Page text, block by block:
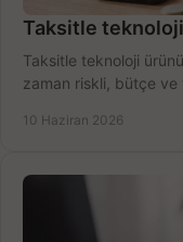
Taksitle teknoloji
Taksitle teknoloji ürünü
zaman riskli, bütçe ve
10 Haziran 2026